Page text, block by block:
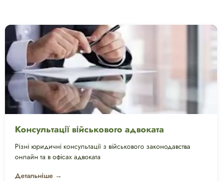
Консультації військового адвоката
Різні юридичні консультації з військового законодавства
онлайн та в офісах адвоката
Детальніше →